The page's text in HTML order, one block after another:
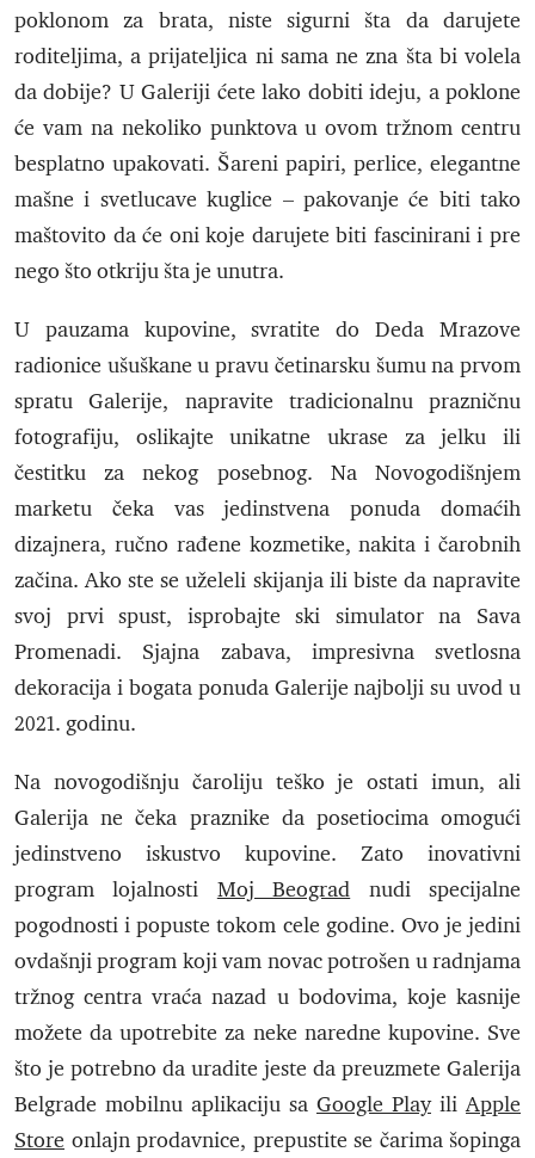
poklonom za brata, niste sigurni šta da darujete
roditeljima, a prijateljica ni sama ne zna šta bi volela
da dobije? U Galeriji ćete lako dobiti ideju, a poklone
će vam na nekoliko punktova u ovom tržnom centru
besplatno upakovati. Šareni papiri, perlice, elegantne
mašne i svetlucave kuglice – pakovanje će biti tako
maštovito da će oni koje darujete biti fascinirani i pre
nego što otkriju šta je unutra.
U pauzama kupovine, svratite do Deda Mrazove
radionice ušuškane u pravu četinarsku šumu na prvom
spratu Galerije, napravite tradicionalnu prazničnu
fotografiju, oslikajte unikatne ukrase za jelku ili
čestitku za nekog posebnog. Na Novogodišnjem
marketu čeka vas jedinstvena ponuda domaćih
dizajnera, ručno rađene kozmetike, nakita i čarobnih
začina. Ako ste se uželeli skijanja ili biste da napravite
svoj prvi spust, isprobajte ski simulator na Sava
Promenadi. Sjajna zabava, impresivna svetlosna
dekoracija i bogata ponuda Galerije najbolji su uvod u
2021. godinu.
Na novogodišnju čaroliju teško je ostati imun, ali
Galerija ne čeka praznike da posetiocima omogući
jedinstveno iskustvo kupovine. Zato inovativni
program lojalnosti Moj Beograd nudi specijalne
pogodnosti i popuste tokom cele godine. Ovo je jedini
ovdašnji program koji vam novac potrošen u radnjama
tržnog centra vraća nazad u bodovima, koje kasnije
možete da upotrebite za neke naredne kupovine. Sve
što je potrebno da uradite jeste da preuzmete Galerija
Belgrade mobilnu aplikaciju sa Google PlayiliApple
Store onlajn prodavnice, prepustite se čarima šopinga